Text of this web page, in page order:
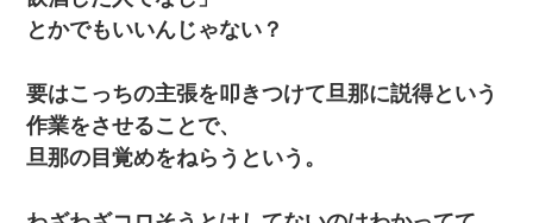
とかでもいいんじゃない？
要はこっちの主張を叩きつけて旦那に説得という
作業をさせることで、
旦那の目覚めをねらうという。